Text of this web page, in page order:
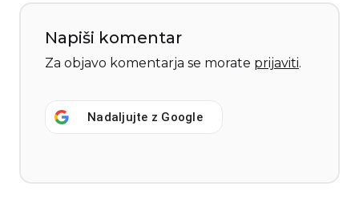
Napiši komentar
Za objavo komentarja se morate prijaviti.
Nadaljujte z Google